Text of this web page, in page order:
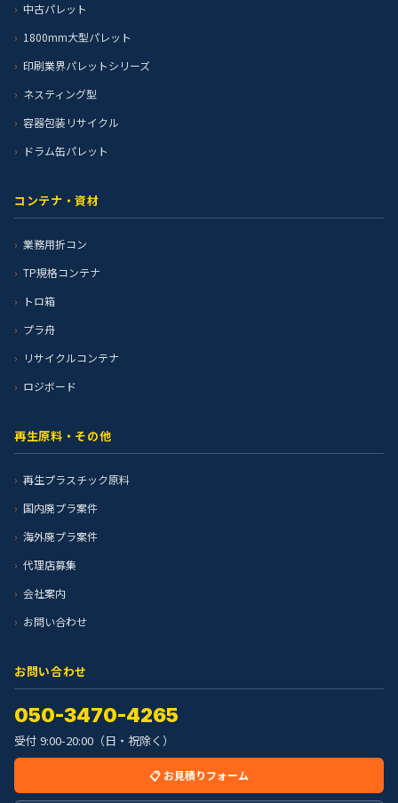
中古パレット
1800mm大型パレット
印刷業界パレットシリーズ
ネスティング型
容器包装リサイクル
ドラム缶パレット
コンテナ・資材
業務用折コン
TP規格コンテナ
トロ箱
プラ舟
リサイクルコンテナ
ロジボード
再生原料・その他
再生プラスチック原料
国内廃プラ案件
海外廃プラ案件
代理店募集
会社案内
お問い合わせ
お問い合わせ
050-3470-4265
受付 9:00-20:00（日・祝除く）
📋 お見積りフォーム